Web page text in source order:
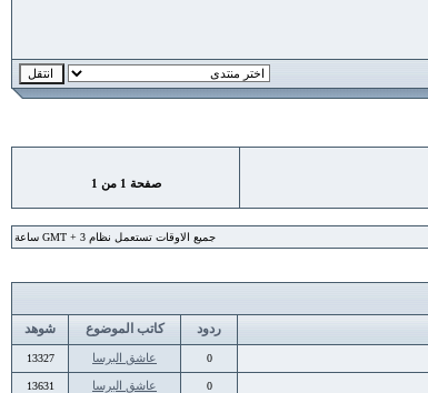
صفحة 1 من 1
جميع الاوقات تستعمل نظام GMT + 3 ساعة
ردود كاتب الموضوع شوهد
0 عاشق البرسا 13327
0 عاشق البرسا 13631